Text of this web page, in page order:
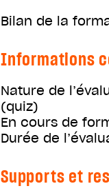
Bilan de la
Informations
Nature de
(quiz)
En cours de
Durée de
Supports et